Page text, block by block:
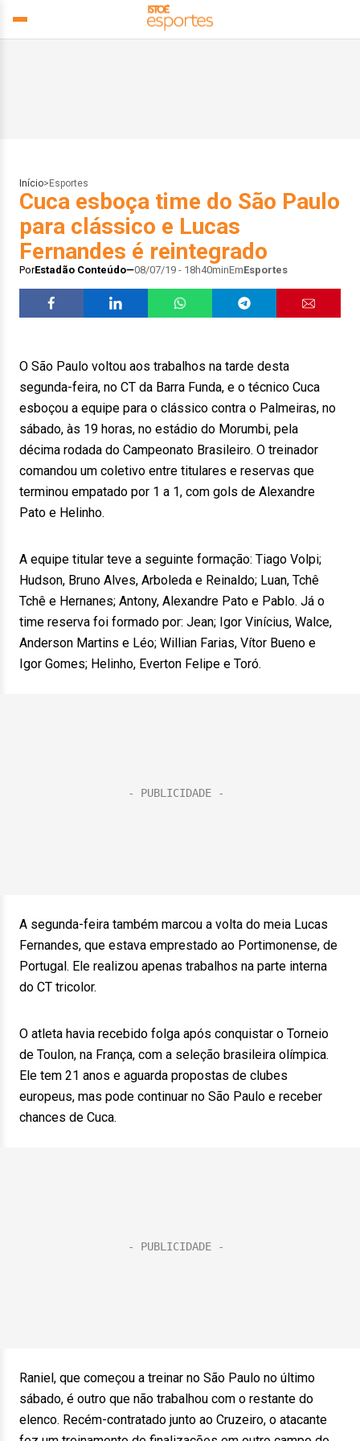
Início> Esportes
Cuca esboça time do São Paulo
para clássico e Lucas
Fernandes é reintegrado
PorEstadão Conteúdo 08/07/19 - 18h40minEmEsportes
O São Paulo voltou aos trabalhos na tarde desta
segunda-feira, no CT da Barra Funda, e o técnico Cuca
esboçou a equipe para o clássico contra o Palmeiras, no
sábado, às 19 horas, no estádio do Morumbi, pela
décima rodada do Campeonato Brasileiro. O treinador
comandou um coletivo entre titulares e reservas que
terminou empatado por 1 a 1, com gols de Alexandre
Pato e Helinho.
A equipe titular teve a seguinte formação: Tiago Volpi;
Hudson, Bruno Alves, Arboleda e Reinaldo; Luan, Tchê
Tchê e Hernanes; Antony, Alexandre Pato e Pablo. Já o
time reserva foi formado por: Jean; Igor Vinícius, Walce,
Anderson Martins e Léo; Willian Farias, Vítor Bueno e
Igor Gomes; Helinho, Everton Felipe e Toró.
A segunda-feira também marcou a volta do meia Lucas
Fernandes, que estava emprestado ao Portimonense, de
Portugal. Ele realizou apenas trabalhos na parte interna
do CT tricolor.
O atleta havia recebido folga após conquistar o Torneio
de Toulon, na França, com a seleção brasileira olímpica.
Ele tem 21 anos e aguarda propostas de clubes
europeus, mas pode continuar no São Paulo e receber
chances de Cuca.
Raniel, que começou a treinar no São Paulo no último
sábado, é outro que não trabalhou com o restante do
elenco. Recém-contratado junto ao Cruzeiro, o atacante